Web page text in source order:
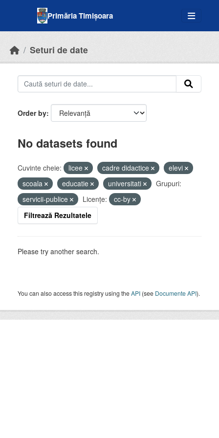
Primăria Timișoara
Seturi de date
Order by
No datasets found
Cuvinte cheie: licee cadre didactice
elevi
scoala
educatie universitati
Grupuri:
servicii-publice
Licenţe:
cc-by
Filtrează Rezultatele
Please try another search.
You can also access this registry using theAPI (see Documente API).